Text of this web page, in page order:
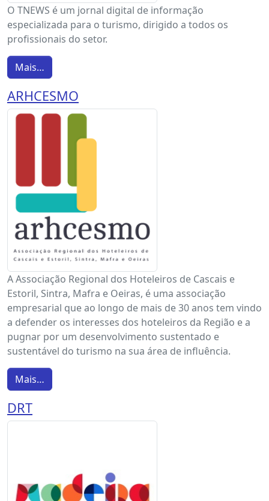
O TNEWS é um jornal digital de informação
especializada para o turismo, dirigido a todos os
profissionais do setor.
Mais…
ARHCESMO
A Associação Regional dos Hoteleiros de Cascais e
Estoril, Sintra, Mafra e Oeiras, é uma associação
empresarial que ao longo de mais de 30 anos tem vindo
a defender os interesses dos hoteleiros da Região e a
pugnar por um desenvolvimento sustentado e
sustentável do turismo na sua área de influência.
Mais…
DRT